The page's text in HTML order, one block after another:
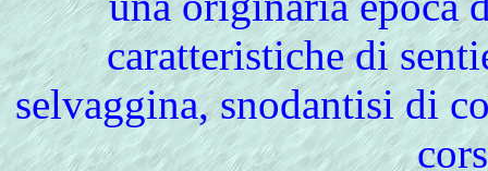
caratteristiche di
selvaggina, snodantisi di